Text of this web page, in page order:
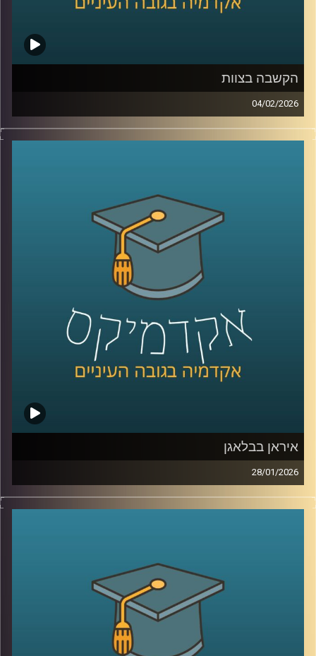
הקשבה בצוות
04/02/2026
בעולם הניהול והחיים האישיים מדברים הרבה על תקשורת
טובה, אבל הרבה פחות על הקשבה אמיתית, כזו שמשנה
שהיא למעשה מנגנון עמוק שמכתיב אם צוותים ידברו וישתפו
ידע, ואם משפחות ירגישו מובנות או מתוסכלות. בפרק הזה
אנחנו מדברים על האופן שבו סגנון ההקשבה של מנהל, הורה
או בן משפחה מעצב את איכות הדיאלוג סביבו.
יחד עם ד״ר אסנת בוסקילה־ים, יועצת ארגונית ומרצה
באוניברסיטת רייכמן, נבחן למה הקשבה כל כך מאתגרת, למה
נאומים הם האויב שלה, ומה ההבדל בין הקשבה אישית,
הקשבה בצוות והקשבה במשפחה, ואיך שינוי קטן באופן
ההקשבה יכול לייצר שינוי גדול ביחסים?
איראן בבלאגן
28/01/2026
מאז הפעם האחרונה שדיברנו עם ד׳׳ר מאיר ג׳בדנפר, איראן
חווה טלטלה עמוקה, מחאה מתמשכת, דיכוי אלים שבו נהרגו
בפרק הזה ננסה להבין מה באמת קורה בתוך איראן היום, איך
נראית המחאה מבפנים, עד כמה המשטר מרגיש מאוים, ואיך כל
זה מתחבר גם לאזור, לישראל, ולמה שאנחנו רואים בכותרות.
אז כדי לדבר על כל זה, שב אלינו ד׳׳ר מאיר ג׳בדנפר, מומחה
לפוליטיקה עכשווית של איראן בבית הספר לאודר לממשל,
דיפלומטיה ואסטרטגיה באוניברסיטת רייכמן